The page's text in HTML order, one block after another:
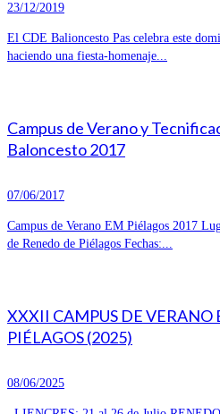
23/12/2019
El CDE Balioncesto Pas celebra este
haciendo una fiesta-homenaje...
Campus de Verano y
Baloncesto 2017
07/06/2017
Campus de Verano EM Piélagos 2017
de Renedo de Piélagos Fechas:...
XXXII CAMPUS DE VERANO
PIÉLAGOS (2025)
08/06/2025